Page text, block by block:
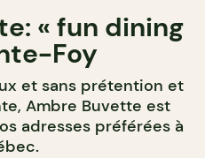
« fun dining
Foy
et sans prétention et
Ambre Buvette est
adresses préférées à